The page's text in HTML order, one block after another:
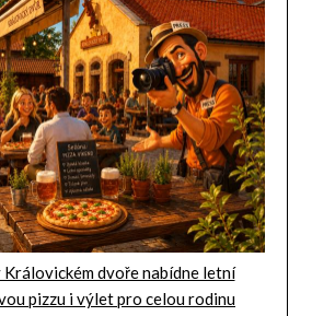
Královickém dvoře nabídne letní
pizzu i výlet pro celou rodinu